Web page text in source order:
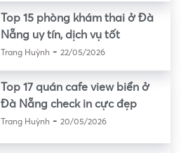
Top 15 phòng khám thai ở Đà
Nẵng uy tín, dịch vụ tốt
Trang Huỳnh- 22/05/2026
Top 17 quán cafe view biển ở
Đà Nẵng check in cực đẹp
Trang Huỳnh- 20/05/2026